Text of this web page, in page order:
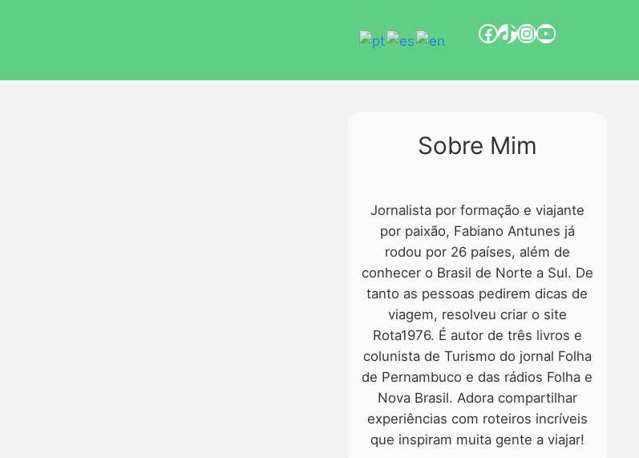
Sobre Mim
Jornalista por formação e viajante
por paixão, Fabiano Antunes já
rodou por 26 países, além de
conhecer o Brasil de Norte a Sul. De
tanto as pessoas pedirem dicas de
viagem, resolveu criar o site
Rota1976. É autor de três livros e
colunista de Turismo do jornal Folha
de Pernambuco e das rádios Folha e
Nova Brasil. Adora compartilhar
experiências com roteiros incríveis
que inspiram muita gente a viajar!